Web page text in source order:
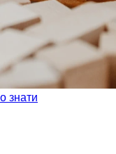
знати